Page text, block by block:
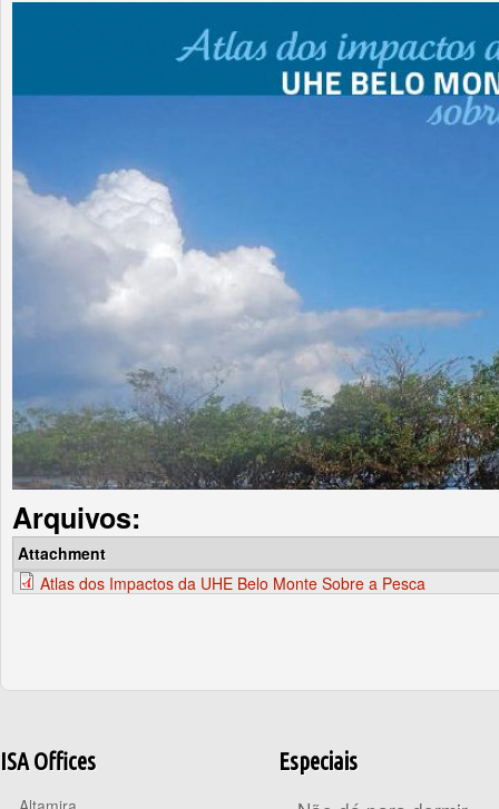
Arquivos:
Attachment
Atlas dos Impactos da UHE Belo Monte Sobre a Pesca
ISA Offices Especiais